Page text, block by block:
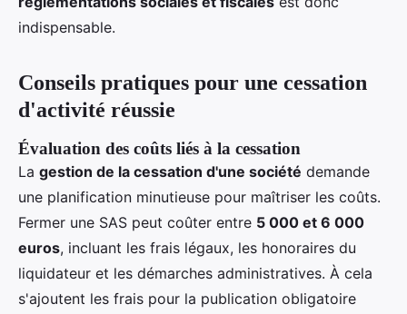
indispensable.
Conseils pratiques pour une cessation
d'activité réussie
Évaluation des coûts liés à la cessation
La gestion de la cessation d'une société demande
une planification minutieuse pour maîtriser les coûts.
Fermer une SAS peut coûter entre 5 000 et 6 000
euros, incluant les frais légaux, les honoraires du
liquidateur et les démarches administratives. À cela
s'ajoutent les frais pour la publication obligatoire